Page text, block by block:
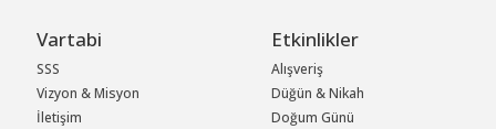
Vartabi
SSS
Vizyon & Misyon
İletişim
Etkinlikler
Alışveriş
Düğün & Nikah
Doğum Günü